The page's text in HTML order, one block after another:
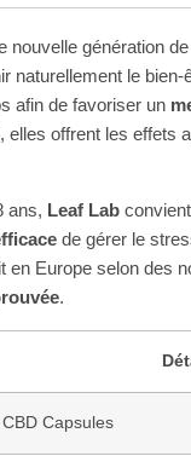
nouvelle génération
naturellement le
afin de favoriser un
, elles offrent les effets
ans, Leaf Lab
de gérer le
en Europe selon des
.
Capsules